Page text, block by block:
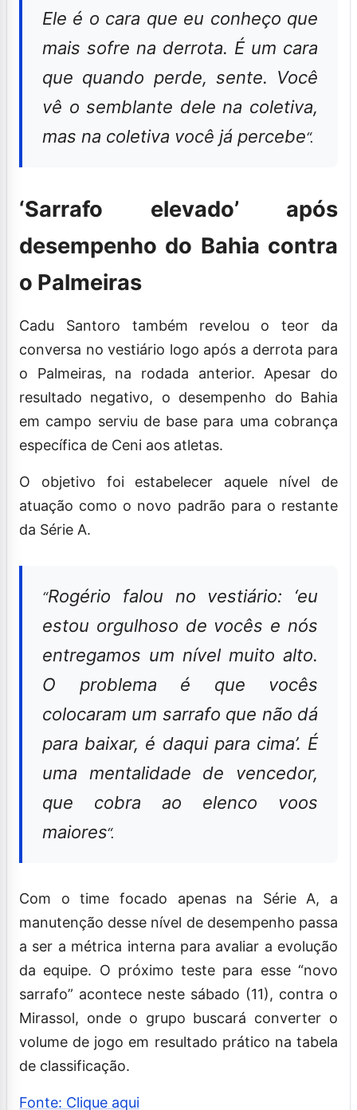
Ele é o cara que eu conheço que
mais sofre na derrota. É um cara
que quando perde, sente. Você
vê o semblante dele na coletiva,
mas na coletiva você já percebe“.
‘Sarrafo elevado’ após
desempenho do Bahia contra
o Palmeiras
Cadu Santoro também revelou o teor da
conversa no vestiário logo após a derrota para
o Palmeiras, na rodada anterior. Apesar do
resultado negativo, o desempenho do Bahia
em campo serviu de base para uma cobrança
específica de Ceni aos atletas.
O objetivo foi estabelecer aquele nível de
atuação como o novo padrão para o restante
da Série A.
“Rogério falou no vestiário: ‘eu
estou orgulhoso de vocês e nós
entregamos um nível muito alto.
O problema é que vocês
colocaram um sarrafo que não dá
para baixar, é daqui para cima’. É
uma mentalidade de vencedor,
que cobra ao elenco voos
maiores“.
Com o time focado apenas na Série A, a
manutenção desse nível de desempenho passa
a ser a métrica interna para avaliar a evolução
da equipe. O próximo teste para esse “novo
sarrafo” acontece neste sábado (11), contra o
Mirassol, onde o grupo buscará converter o
volume de jogo em resultado prático na tabela
de classificação.
Fonte: Clique aqui